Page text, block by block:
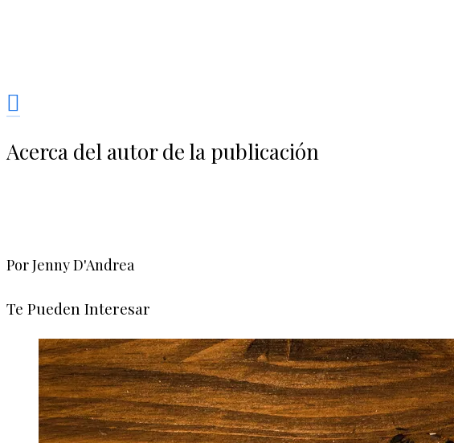
Acerca del autor de la publicación
Por Jenny D'Andrea
Te Pueden Interesar